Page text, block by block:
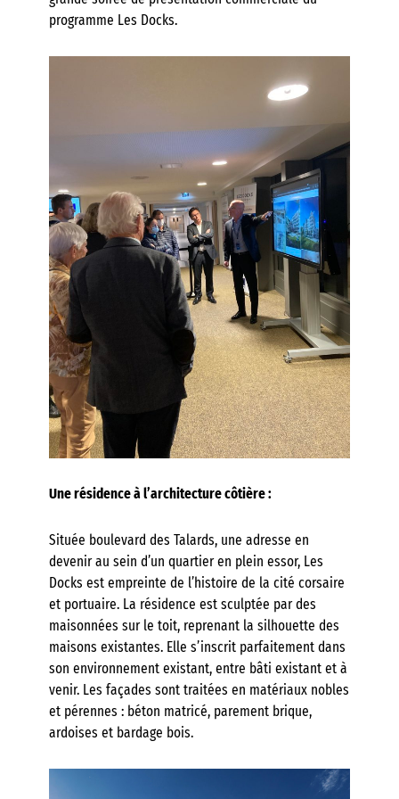
programme Les Docks.
Une résidence à l’architecture côtière :
Située boulevard des Talards, une adresse en
devenir au sein d’un quartier en plein essor, Les
Docks est empreinte de l’histoire de la cité corsaire
et portuaire. La résidence est sculptée par des
maisonnées sur le toit, reprenant la silhouette des
maisons existantes. Elle s’inscrit parfaitement dans
son environnement existant, entre bâti existant et à
venir. Les façades sont traitées en matériaux nobles
et pérennes : béton matricé, parement brique,
ardoises et bardage bois.